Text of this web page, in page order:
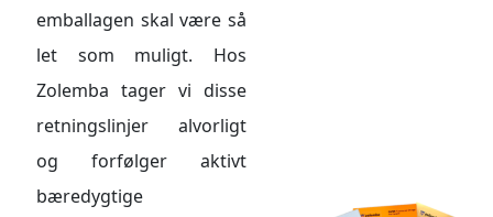
emballagen skal være så
let som muligt. Hos
Zolemba tager vi disse
retningslinjer alvorligt
og forfølger aktivt
bæredygtige